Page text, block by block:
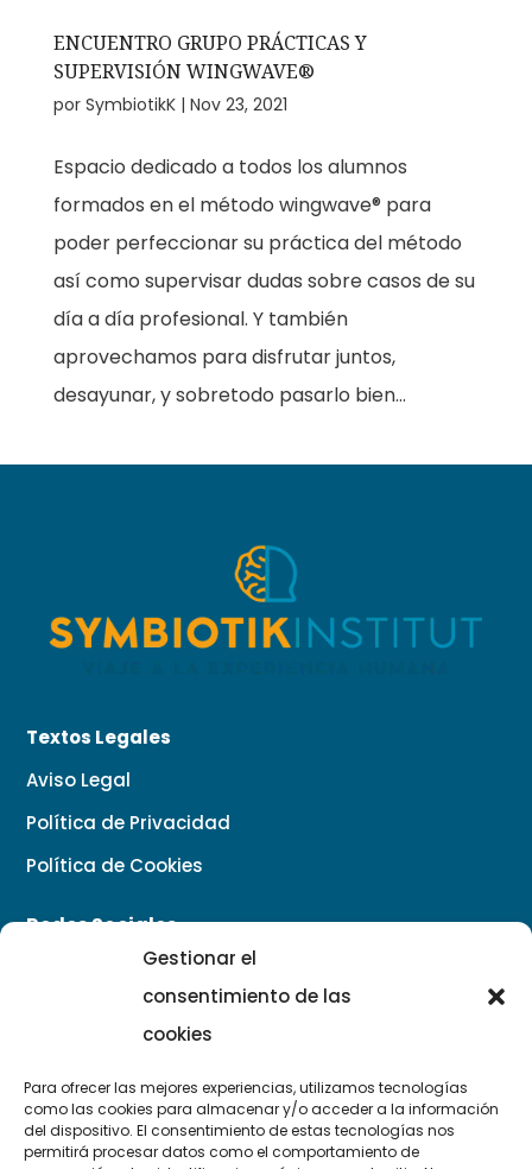
Gestionar el
consentimiento de las
cookies
Para ofrecer las mejores experiencias, utilizamos tecnologías
como las cookies para almacenar y/o acceder a la información
del dispositivo. El consentimiento de estas tecnologías nos
permitirá procesar datos como el comportamiento de
ENCUENTRO GRUPO PRÁCTICAS Y
SUPERVISIÓN WINGWAVE®
por SymbiotikK| Nov 23, 2021
Espacio dedicado a todos los alumnos
formados en el método wingwave® para
poder perfeccionar su práctica del método
así como supervisar dudas sobre casos de su
día a día profesional. Y también
aprovechamos para disfrutar juntos,
desayunar, y sobretodo pasarlo bien...
Textos Legales
Aviso Legal
Política de Privacidad
Política de Cookies
Redes Sociales
Contacto